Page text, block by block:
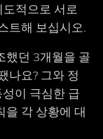
적으로 서로
트해 보십시오.
했던 3개월을 골
나요? 그와 정
이 극심한 급
을 각 상황에 대